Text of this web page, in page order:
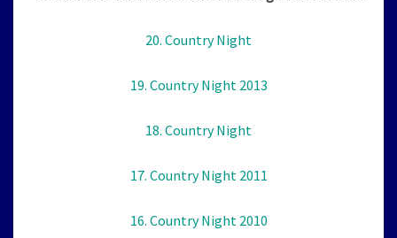
20. Country Night
19. Country Night 2013
18. Country Night
17. Country Night 2011
16. Country Night 2010